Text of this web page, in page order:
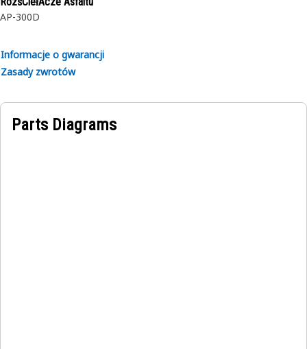
AP-300D
Informacje o gwarancji
Zasady zwrotów
Parts Diagrams